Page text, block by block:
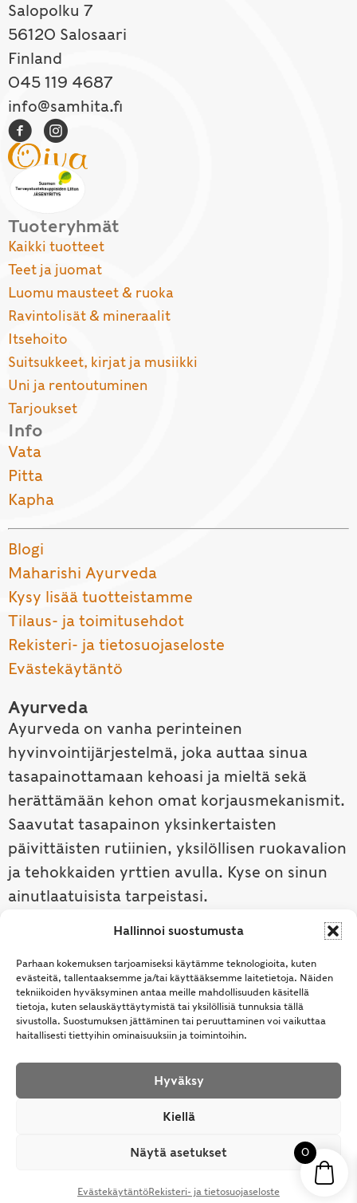
Hallinnoi suostumusta
Parhaan kokemuksen tarjoamiseksi käytämme teknologioita, kuten
evästeitä, tallentaaksemme ja/tai käyttääksemme laitetietoja. Näiden
tekniikoiden hyväksyminen antaa meille mahdollisuuden käsitellä
tietoja, kuten selauskäyttäytymistä tai yksilöllisiä tunnuksia tällä
sivustolla. Suostumuksen jättäminen tai peruuttaminen voi vaikuttaa
haitallisesti tiettyihin ominaisuuksiin ja toimintoihin.
Hyväksy
Kiellä
Näytä asetukset
EvästekäytäntöRekisteri- ja tietosuojaseloste
Salopolku 7
56120 Salosaari
Finland
045 119 4687
info@samhita.fi
Tuoteryhmät
Kaikki tuotteet
Teet ja juomat
Luomu mausteet & ruoka
Ravintolisät & mineraalit
Itsehoito
Suitsukkeet, kirjat ja musiikki
Uni ja rentoutuminen
Tarjoukset
Info
Vata
Pitta
Kapha
Blogi
Maharishi Ayurveda
Kysy lisää tuotteistamme
Tilaus- ja toimitusehdot
Rekisteri- ja tietosuojaseloste
Evästekäytäntö
Ayurveda
Ayurveda on vanha perinteinen
hyvinvointijärjestelmä, joka auttaa sinua
tasapainottamaan kehoasi ja mieltä sekä
herättämään kehon omat korjausmekanismit.
Saavutat tasapainon yksinkertaisten
päivittäisten rutiinien, yksilöllisen ruokavalion
ja tehokkaiden yrttien avulla. Kyse on sinun
ainutlaatuisista tarpeistasi.
Tutustu ayurvedaan →
© Samhita | Ayurveda -tuotteita suomalaisille jo
vuodesta 1994. All Rights Reserved.
0